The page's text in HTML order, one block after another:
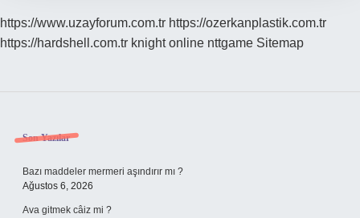
https://www.uzayforum.com.tr https://ozerkanplastik.com.tr
https://hardshell.com.tr knight online nttgame Sitemap
Sidebar
Son Yazılar
Bazı maddeler mermeri aşındırır mı ?
Ağustos 6, 2026
Ava gitmek câiz mi ?